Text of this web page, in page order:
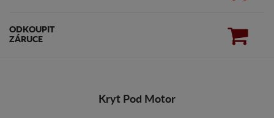
ODKOUPIT
ZÁRUCE
Kryt Pod Motor